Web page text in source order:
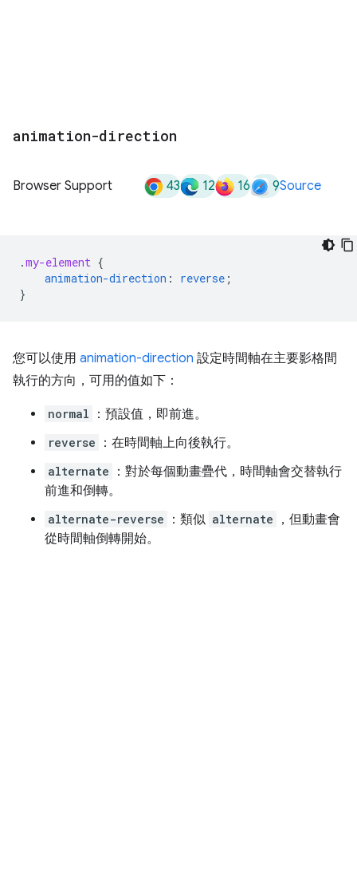
animation-direction
Browser Support 43 12 16 9Source
.my-element {
animation-direction : reverse ;
}
您可以使用 animation-direction 設定時間軸在主要影格間
執行的方向，可用的值如下：
normal ：預設值，即前進。
reverse ：在時間軸上向後執行。
alternate
：對於每個動畫疊代，時間軸會交替執行
前進和倒轉。
alternate-reverse ：類似 alternate
，但動畫會
從時間軸倒轉開始。